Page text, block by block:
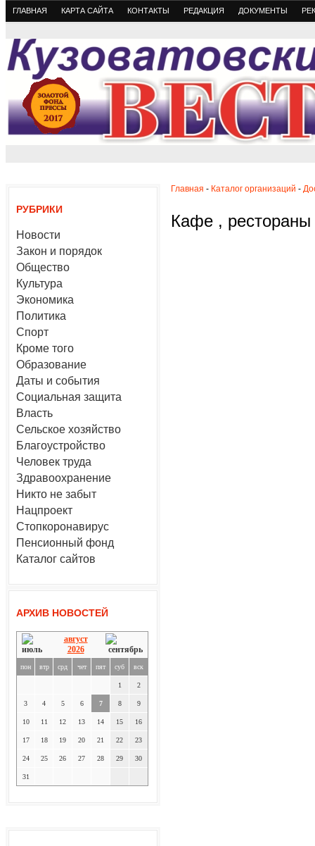
ГЛАВНАЯ КАРТА САЙТА КОНТАКТЫ РЕДАКЦИЯ ДОКУМЕНТЫ
РУБРИКИ
Новости
Закон и порядок
Общество
Культура
Экономика
Политика
Спорт
Кроме того
Образование
Даты и события
Социальная защита
Власть
Сельское хозяйство
Благоустройство
Человек труда
Здравоохранение
Никто не забыт
Нацпроект
Стопкоронавирус
Пенсионный фонд
Каталог сайтов
АРХИВ НОВОСТЕЙ
август
2026
пон втр срд чет пят суб вск
1 2
3 4 5 6 7 8 9
10 11 12 13 14 15 16
17 18 19 20 21 22 23
24 25 26 27 28 29 30
31
Главная - Каталог организаций -
Кафе , рестораны